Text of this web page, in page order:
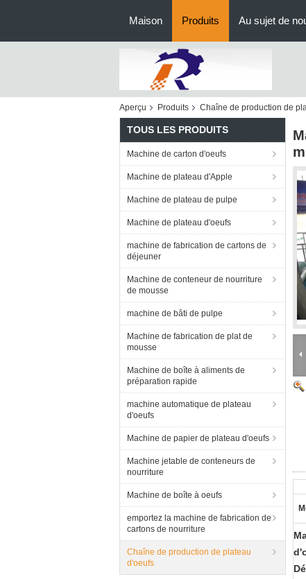
Maison Produits Au sujet de
Aperçu Produits Chaîne de production de
TOUS LES PRODUITS
Machine de carton d'oeufs
Machine de plateau d'Apple
Machine de plateau de pulpe
Machine de plateau d'oeufs
machine de fabrication de cartons de
déjeuner
Machine de conteneur de nourriture
de mousse
machine de bâti de pulpe
Machine de fabrication de plat de
mousse
Machine de boîte à aliments de
préparation rapide
machine automatique de plateau
d'oeufs
Machine de papier de plateau d'oeufs
Machine jetable de conteneurs de
nourriture
Machine de boîte à oeufs
emportez la machine de fabrication de
cartons de nourriture
Chaîne de production de plateau
d'oeufs